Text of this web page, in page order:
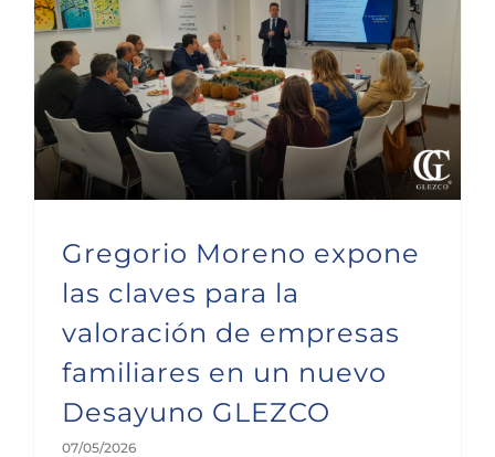
Gregorio Moreno expone
las claves para la
valoración de empresas
familiares en un nuevo
Desayuno GLEZCO
07/05/2026